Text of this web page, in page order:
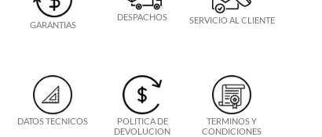
GARANTIAS
DESPACHOS SERVICIO AL CLIENTE
DATOS TECNICOS
POLITICA DE
DEVOLUCION
TERMINOS Y
CONDICIONES